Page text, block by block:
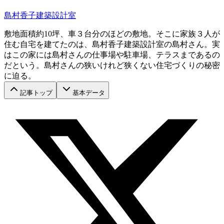
島村香子建築設計室
敷地面積約10坪、車３台分のほどの敷地。そこに家族３人が
住む自宅を建てたのは、島村香子建築設計室の島村さん。実
はこの家には島村さんの仕事場や駐車場、テラスまであるの
だという。島村さんの狭いけれど狭くない住宅づくりの秘密
に迫る。
記事トップ 基本データ